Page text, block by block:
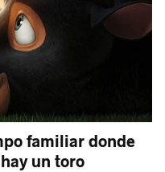
familiar donde
un toro